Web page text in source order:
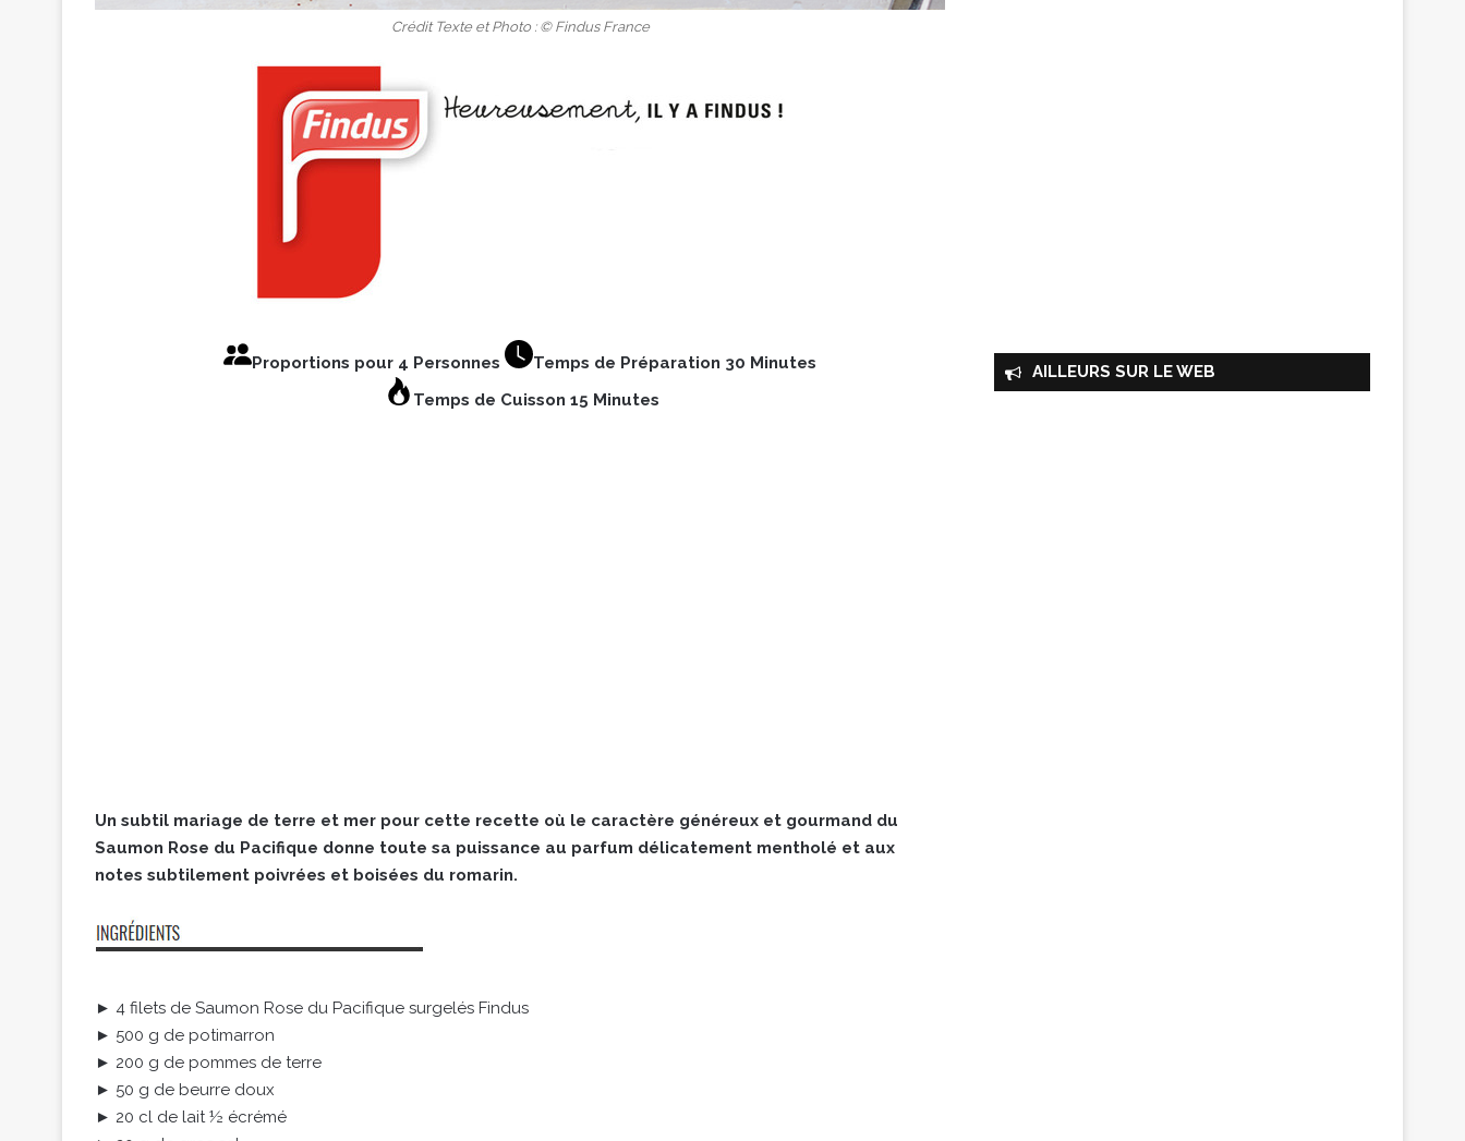
Crédit Texte et Photo : © Findus France
Proportions pour 4 Personnes
Temps de Préparation 30 Minutes
Temps de Cuisson 15 Minutes
Un subtil mariage de terre et mer pour cette recette où le caractère généreux et gourmand du
Saumon Rose du Pacifique donne toute sa puissance au parfum délicatement mentholé et aux
notes subtilement poivrées et boisées du romarin.
► 4 filets de Saumon Rose du Pacifique surgelés Findus
► 500 g de potimarron
► 200 g de pommes de terre
► 50 g de beurre doux
► 20 cl de lait ½ écrémé
AILLEURS SUR LE WEB